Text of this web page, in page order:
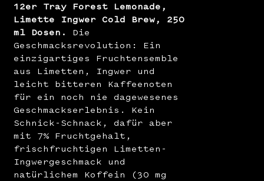
12er Tray Forest Lemonade,
Limette Ingwer Cold Brew, 250
ml Dosen.
Die
Geschmacksrevolution: Ein
einzigartiges Fruchtensemble
aus Limetten, Ingwer und
leicht bitteren Kaffeenoten
für ein noch nie dagewesenes
Geschmackserlebnis. Kein
Schnick-Schnack, dafür aber
mit 7% Fruchtgehalt,
frischfruchtigen Limetten-
Ingwergeschmack und
natürlichem Koffein (30 mg